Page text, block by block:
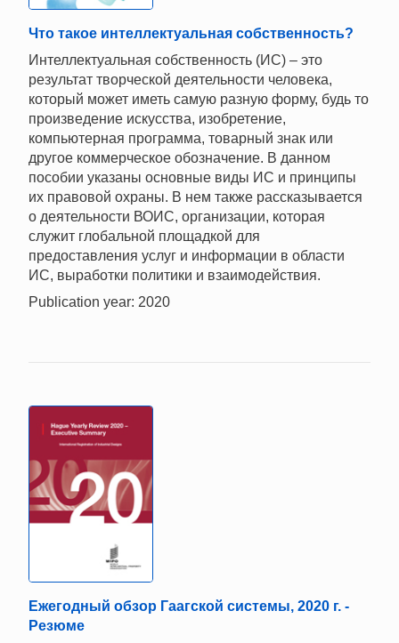
Что такое интеллектуальная собственность?
Интеллектуальная собственность (ИС) – это
результат творческой деятельности человека,
который может иметь самую разную форму, будь то
произведение искусства, изобретение,
компьютерная программа, товарный знак или
другое коммерческое обозначение. В данном
пособии указаны основные виды ИС и принципы
их правовой охраны. В нем также рассказывается
о деятельности ВОИС, организации, которая
служит глобальной площадкой для
предоставления услуг и информации в области
ИС, выработки политики и взаимодействия.
Publication year: 2020
Ежегодный обзор Гаагской системы, 2020 г. -
Резюме